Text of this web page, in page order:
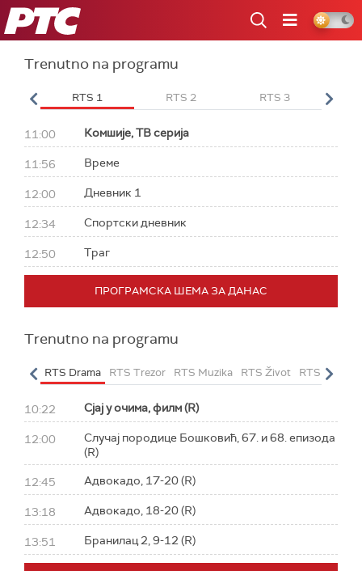
RTS
Trenutno na programu
RTS 1 RTS 2 RTS 3
11:00 Комшије, ТВ серија
11:56 Време
12:00 Дневник 1
12:34 Спортски дневник
12:50 Траг
ПРОГРАМСКА ШЕМА ЗА ДАНАС
Trenutno na programu
RTS Drama RTS Trezor RTS Muzika RTS Život RTS Klasika
10:22 Сјај у очима, филм (R)
12:00
Случај породице Бошковић, 67. и 68. епизода
(R)
12:45 Адвокадо, 17-20 (R)
13:18 Адвокадо, 18-20 (R)
13:51 Бранилац 2, 9-12 (R)